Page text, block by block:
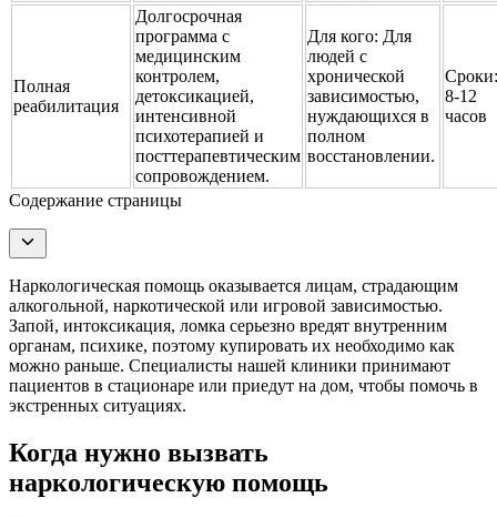
Полная
реабилитация
Долгосрочная
программа с
медицинским
контролем,
детоксикацией,
интенсивной
психотерапией и
посттерапевтическим
сопровождением.
Для кого: Для
людей с
хронической
зависимостью,
нуждающихся в
полном
восстановлении.
Сроки:
8-12
часов
Содержание страницы
Наркологическая помощь оказывается лицам, страдающим
алкогольной, наркотической или игровой зависимостью.
Запой, интоксикация, ломка серьезно вредят внутренним
органам, психике, поэтому купировать их необходимо как
можно раньше. Специалисты нашей клиники принимают
пациентов в стационаре или приедут на дом, чтобы помочь в
экстренных ситуациях.
Когда нужно вызвать
наркологическую помощь